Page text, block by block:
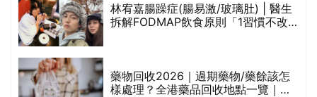
林宥嘉腸躁症(腸易激/玻璃肚) | 醫生
拆解FODMAP飲食原則「1習慣不改
藥物回收2026｜過期藥物/藥餘該怎
樣處理？全港藥品回收地點一覽｜屈